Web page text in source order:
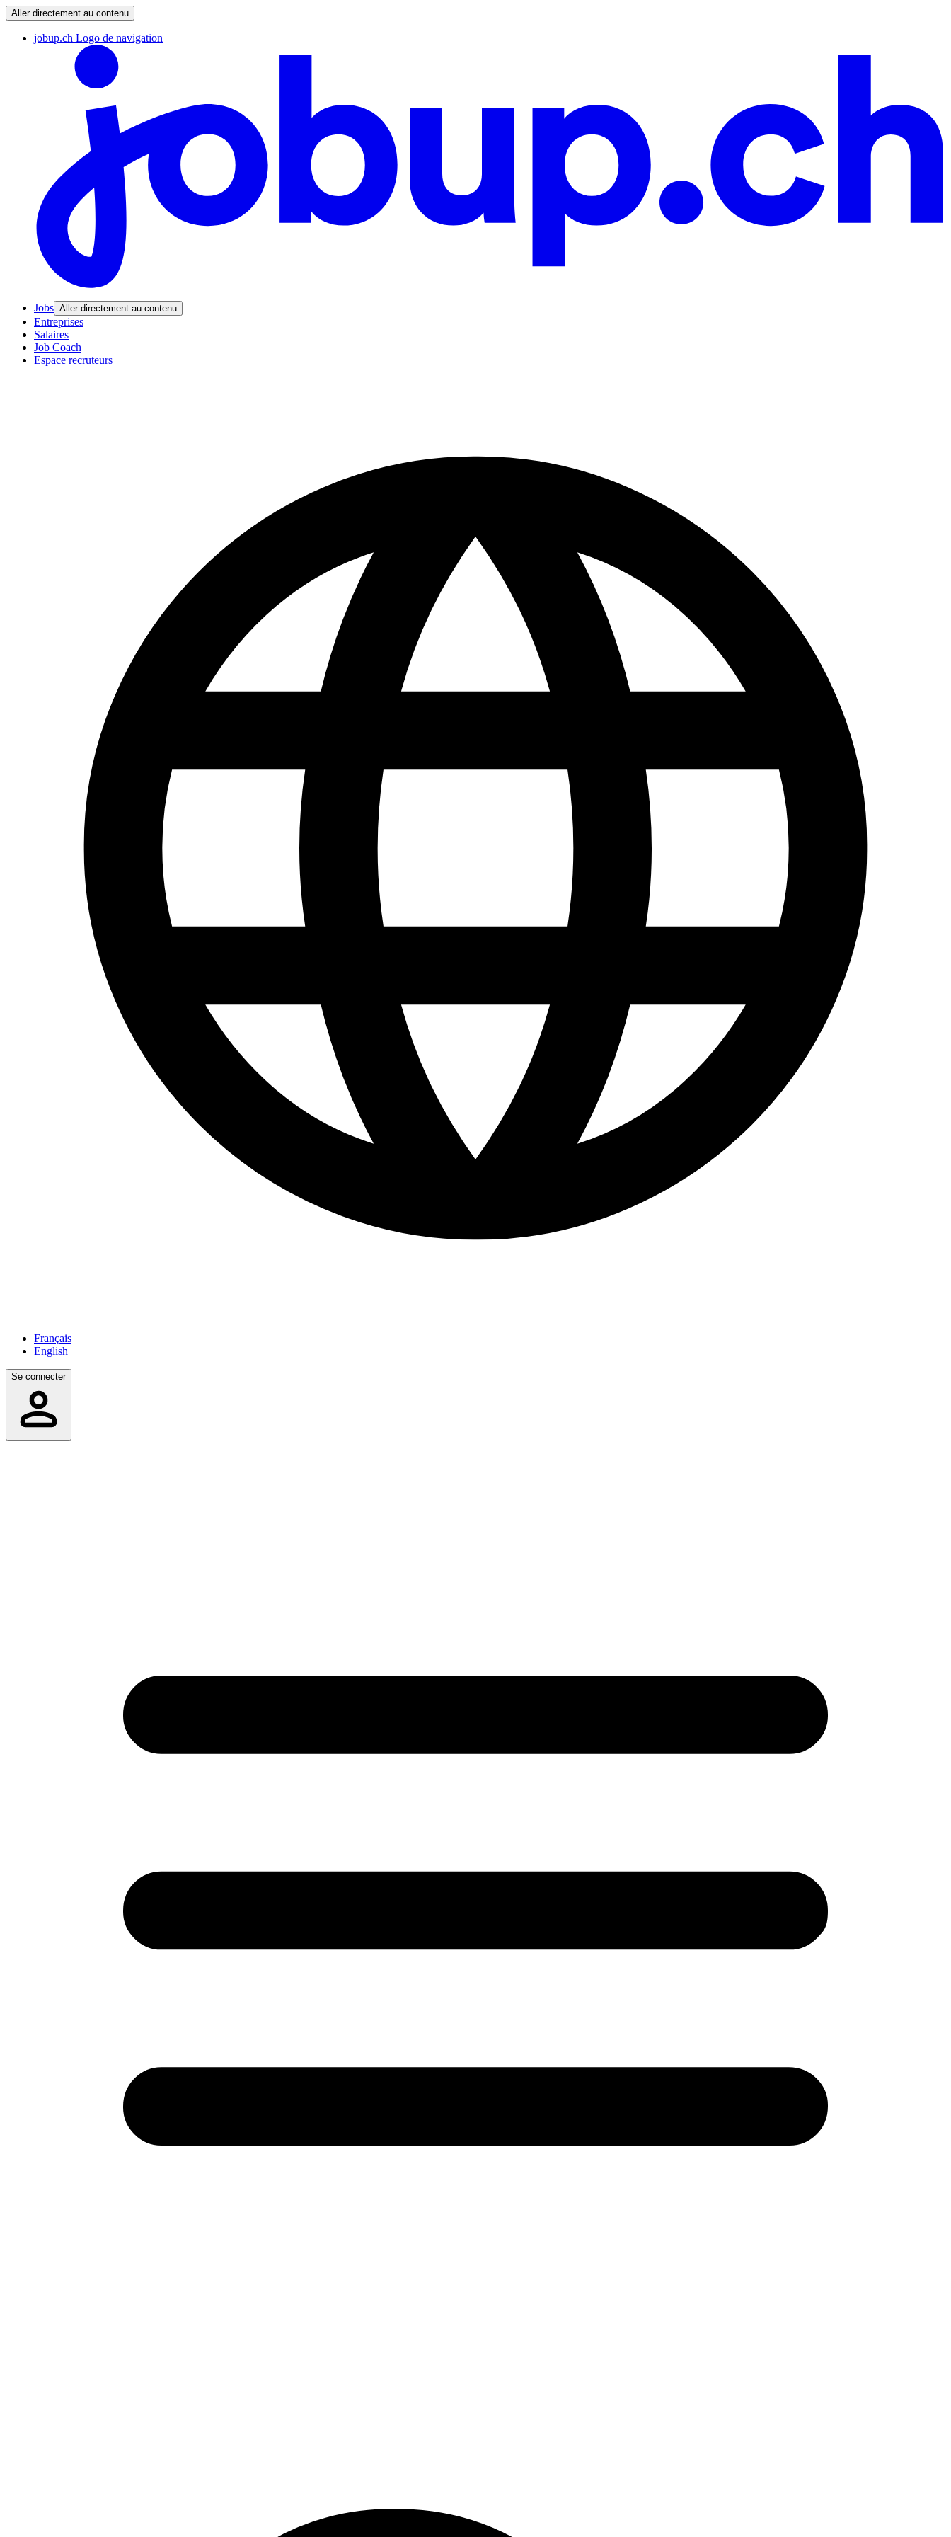
Aller directement au contenu
jobup.ch Logo de navigation
Jobs Aller directement au contenu
Entreprises
Salaires
Job Coach
Espace recruteurs
Français
English
Se connecter